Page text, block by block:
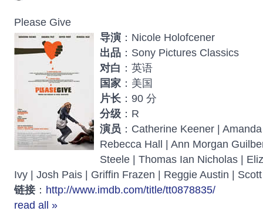
Please Give
导演 ：Nicole Holofcener
出品 ：Sony Pictures Classics
对白 ：英语
国家 ：美国
片长 ：90 分
分级 ：R
演员 ：Catherine Keener |
Rebecca Hall | Ann Morgan
Steele | Thomas Ian Nicholas |
Ivy | Josh Pais | Griffin Frazen | Reggie Austin |
链接 ： http://www.imdb.com/title/tt0878835/
read all »